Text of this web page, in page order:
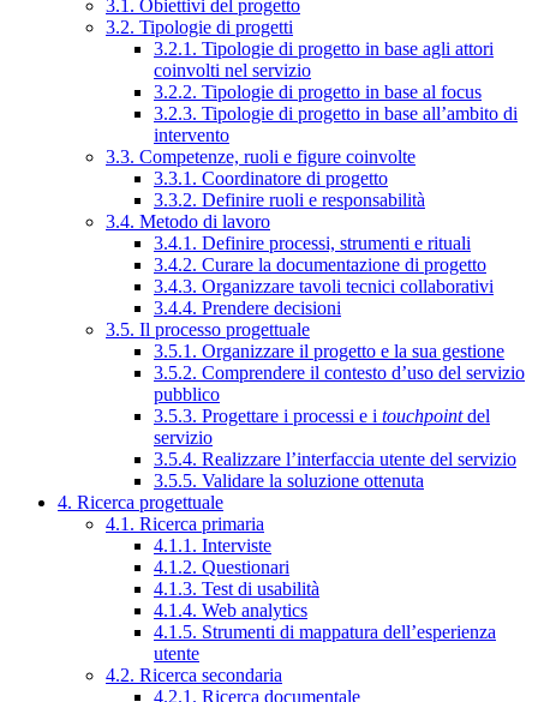
3.1. Obiettivi del progetto
3.2. Tipologie di progetti
3.2.1. Tipologie di progetto in base agli attori
coinvolti nel servizio
3.2.2. Tipologie di progetto in base al focus
3.2.3. Tipologie di progetto in base all’ambito di
intervento
3.3. Competenze, ruoli e figure coinvolte
3.3.1. Coordinatore di progetto
3.3.2. Definire ruoli e responsabilità
3.4. Metodo di lavoro
3.4.1. Definire processi, strumenti e rituali
3.4.2. Curare la documentazione di progetto
3.4.3. Organizzare tavoli tecnici collaborativi
3.4.4. Prendere decisioni
3.5. Il processo progettuale
3.5.1. Organizzare il progetto e la sua gestione
3.5.2. Comprendere il contesto d’uso del servizio
pubblico
3.5.3. Progettare i processi e i touchpointdel
servizio
3.5.4. Realizzare l’interfaccia utente del servizio
3.5.5. Validare la soluzione ottenuta
4. Ricerca progettuale
4.1. Ricerca primaria
4.1.1. Interviste
4.1.2. Questionari
4.1.3. Test di usabilità
4.1.4. Web analytics
4.1.5. Strumenti di mappatura dell’esperienza
utente
4.2. Ricerca secondaria
4.2.1. Ricerca documentale